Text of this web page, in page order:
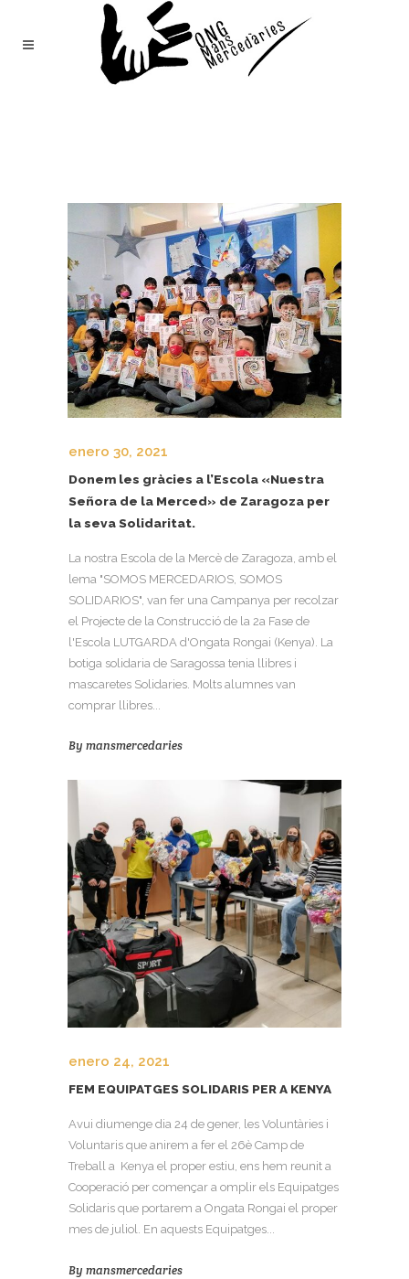
enero 30, 2021
Donem les gràcies a l’Escola «Nuestra
Señora de la Merced» de Zaragoza per
la seva Solidaritat.
La nostra Escola de la Mercè de Zaragoza, amb el
lema "SOMOS MERCEDARIOS, SOMOS
SOLIDARIOS", van fer una Campanya per recolzar
el Projecte de la Construcció de la 2a Fase de
l'Escola LUTGARDA d'Ongata Rongai (Kenya). La
botiga solidaria de Saragossa tenia llibres i
mascaretes Solidaries. Molts alumnes van
comprar llibres...
By mansmercedaries
enero 24, 2021
FEM EQUIPATGES SOLIDARIS PER A KENYA
Avui diumenge dia 24 de gener, les Voluntàries i
Voluntaris que anirem a fer el 26è Camp de
Treball a Kenya el proper estiu, ens hem reunit a
Cooperació per començar a omplir els Equipatges
Solidaris que portarem a Ongata Rongai el proper
mes de juliol. En aquests Equipatges...
By mansmercedaries